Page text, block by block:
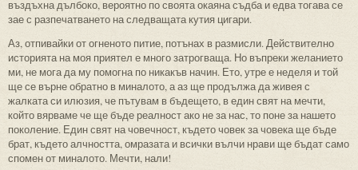
въздъхна дълбоко, вероятно по своята окаяна съдба и едва тогава се
зае с разпечатването на следващата кутия цигари.
Аз, отпивайки от огненото питие, потънах в размисли. Действително
историята на моя приятел е много затрогваща. Но въпреки желанието
ми, не мога да му помогна по никакъв начин. Ето, утре е неделя и той
ще се върне обратно в миналото, а аз ще продължа да живея с
жалката си илюзия, че пътувам в бъдещето, в един свят на мечти,
който вярваме че ще бъде реалност ако не за нас, то поне за нашето
поколение. Един свят на човечност, където човек за човека ще бъде
брат, където алчността, омразата и всички вълчи нрави ще бъдат само
спомен от миналото. Мечти, нали!